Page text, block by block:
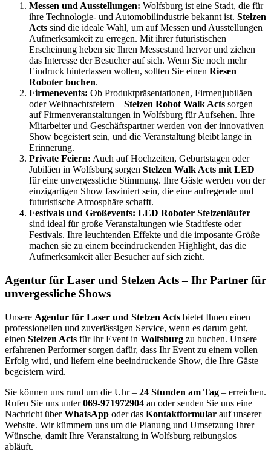
Messen und Ausstellungen: Wolfsburg ist eine Stadt, die für
ihre Technologie- und Automobilindustrie bekannt ist. Stelzen
Acts sind die ideale Wahl, um auf Messen und Ausstellungen
Aufmerksamkeit zu erregen. Mit ihrer futuristischen
Erscheinung heben sie Ihren Messestand hervor und ziehen
das Interesse der Besucher auf sich. Wenn Sie noch mehr
Eindruck hinterlassen wollen, sollten Sie einen Riesen
Roboter buchen.
Firmenevents: Ob Produktpräsentationen, Firmenjubiläen
oder Weihnachtsfeiern – Stelzen Robot Walk Acts sorgen
auf Firmenveranstaltungen in Wolfsburg für Aufsehen. Ihre
Mitarbeiter und Geschäftspartner werden von der innovativen
Show begeistert sein, und die Veranstaltung bleibt lange in
Erinnerung.
Private Feiern: Auch auf Hochzeiten, Geburtstagen oder
Jubiläen in Wolfsburg sorgen Stelzen Walk Acts mit LED
für eine unvergessliche Stimmung. Ihre Gäste werden von der
einzigartigen Show fasziniert sein, die eine aufregende und
futuristische Atmosphäre schafft.
Festivals und Großevents: LED Roboter Stelzenläufer
sind ideal für große Veranstaltungen wie Stadtfeste oder
Festivals. Ihre leuchtenden Effekte und die imposante Größe
machen sie zu einem beeindruckenden Highlight, das die
Aufmerksamkeit aller Besucher auf sich zieht.
Agentur für Laser und Stelzen Acts – Ihr Partner für
unvergessliche Shows
Unsere Agentur für Laser und Stelzen Acts bietet Ihnen einen
professionellen und zuverlässigen Service, wenn es darum geht,
einen Stelzen Acts für Ihr Event in Wolfsburg zu buchen. Unsere
erfahrenen Performer sorgen dafür, dass Ihr Event zu einem vollen
Erfolg wird, und liefern eine beeindruckende Show, die Ihre Gäste
begeistern wird.
Sie können uns rund um die Uhr – 24 Stunden am Tag – erreichen.
Rufen Sie uns unter069-971972904 an oder senden Sie uns eine
Nachricht überWhatsApp oder das Kontaktformular auf unserer
Website. Wir kümmern uns um die Planung und Umsetzung Ihrer
Wünsche, damit Ihre Veranstaltung in Wolfsburg reibungslos
abläuft.